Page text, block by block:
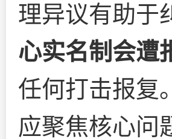
理异议有助于
心实名制会遭
任何打击报复。
应聚焦核心问